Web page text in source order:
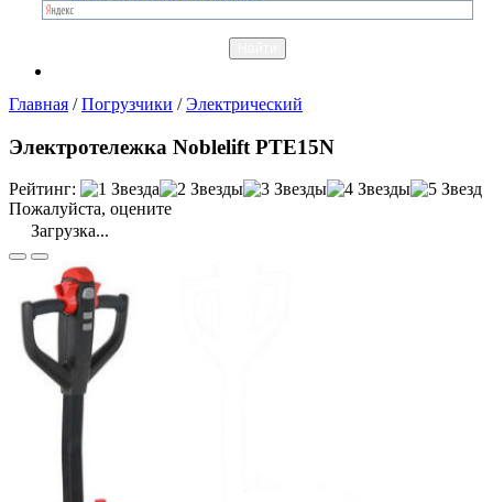
Главная /Погрузчики /Электрический
Электротележка Noblelift PTE15N
Рейтинг:
Пожалуйста, оцените
Загрузка...